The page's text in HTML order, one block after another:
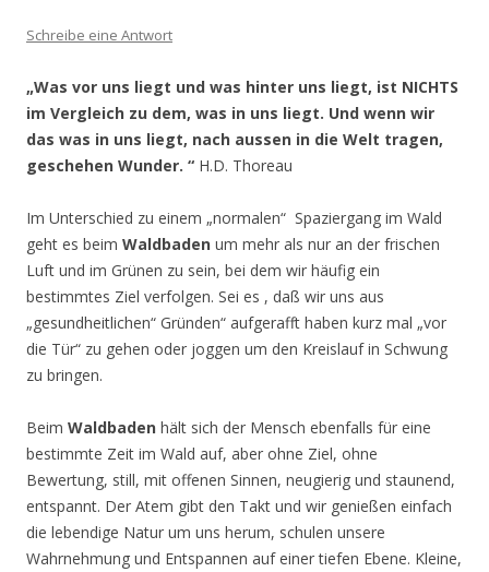
Schreibe eine Antwort
„Was vor uns liegt und was hinter uns liegt, ist NICHTS
im Vergleich zu dem, was in uns liegt. Und wenn wir
das was in uns liegt, nach aussen in die Welt tragen,
geschehen Wunder. “ H.D. Thoreau
Im Unterschied zu einem „normalen“ Spaziergang im Wald
geht es beim Waldbaden um mehr als nur an der frischen
Luft und im Grünen zu sein, bei dem wir häufig ein
bestimmtes Ziel verfolgen. Sei es , daß wir uns aus
„gesundheitlichen“ Gründen“ aufgerafft haben kurz mal „vor
die Tür“ zu gehen oder joggen um den Kreislauf in Schwung
zu bringen.
Beim Waldbaden hält sich der Mensch ebenfalls für eine
bestimmte Zeit im Wald auf, aber ohne Ziel, ohne
Bewertung, still, mit offenen Sinnen, neugierig und staunend,
entspannt. Der Atem gibt den Takt und wir genießen einfach
die lebendige Natur um uns herum, schulen unsere
Wahrnehmung und Entspannen auf einer tiefen Ebene. Kleine,